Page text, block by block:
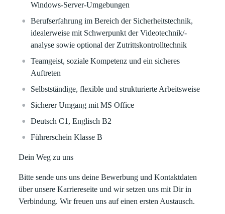
Windows-Server-Umgebungen
Berufserfahrung im Bereich der Sicherheitstechnik,
idealerweise mit Schwerpunkt der Videotechnik/-
analyse sowie optional der Zutrittskontrolltechnik
Teamgeist, soziale Kompetenz und ein sicheres
Auftreten
Selbstständige, flexible und strukturierte Arbeitsweise
Sicherer Umgang mit MS Office
Deutsch C1, Englisch B2
Führerschein Klasse B
Dein Weg zu uns
Bitte sende uns uns deine Bewerbung und Kontaktdaten
über unsere Karriereseite und wir setzen uns mit Dir in
Verbindung. Wir freuen uns auf einen ersten Austausch.